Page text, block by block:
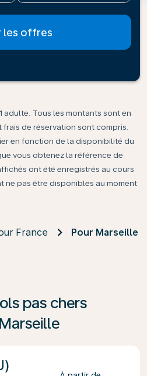
les offres
adulte. Tous les montants sont en
frais de réservation sont compris.
en fonction de la disponibilité du
vous obtenez la référence de
ont été enregistrés au cours
ne pas être disponibles au moment
France Pour Marseille
pas chers